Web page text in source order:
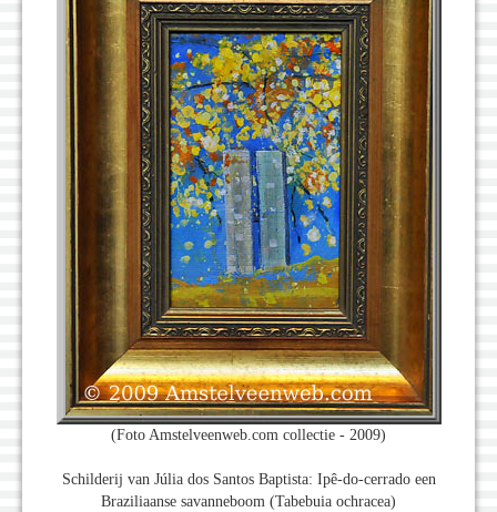
(Foto Amstelveenweb.com collectie - 2009)
Schilderij van Júlia dos Santos Baptista: Ipê-do-cerrado een
Braziliaanse savanneboom (Tabebuia ochracea)